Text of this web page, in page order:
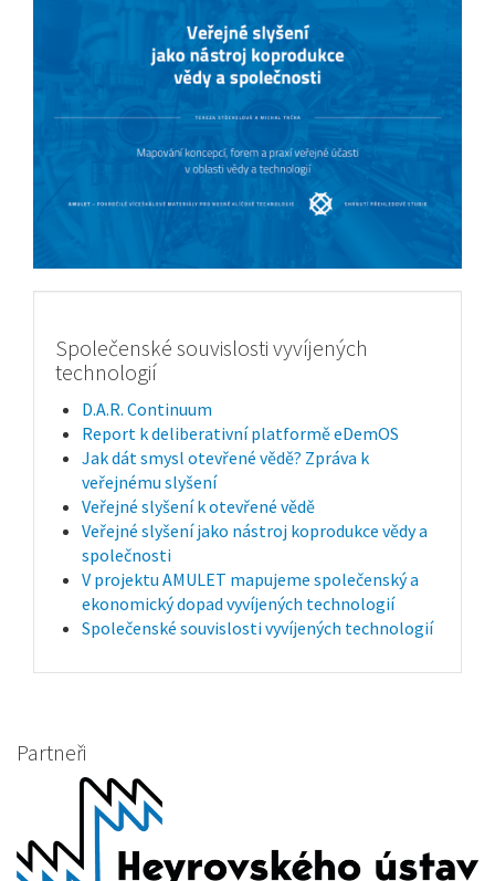
Společenské souvislosti vyvíjených
technologií
D.A.R. Continuum
Report k deliberativní platformě eDemOS
Jak dát smysl otevřené vědě? Zpráva k
veřejnému slyšení
Veřejné slyšení k otevřené vědě
Veřejné slyšení jako nástroj koprodukce vědy a
společnosti
V projektu AMULET mapujeme společenský a
ekonomický dopad vyvíjených technologií
Společenské souvislosti vyvíjených technologií
Partneři